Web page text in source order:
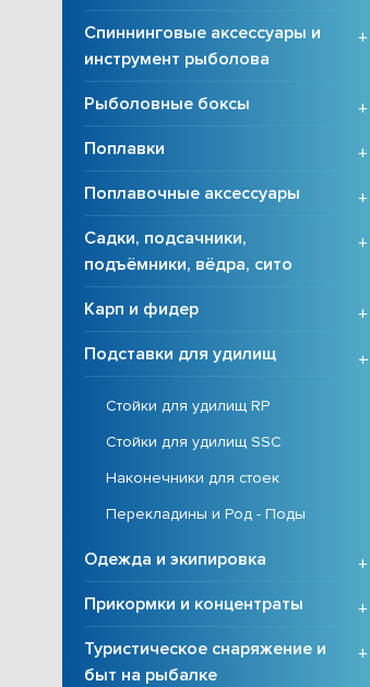
Спиннинговые аксессуары и
инструмент рыболова
+
Рыболовные боксы
+
Поплавки
+
Поплавочные аксессуары
+
Садки, подсачники,
подъёмники, вёдра, сито
+
Карп и фидер
+
Подставки для удилищ
+
Стойки для удилищ RP
Стойки для удилищ SSC
Наконечники для стоек
Перекладины и Род - Поды
Одежда и экипировка
+
Прикормки и концентраты
+
Туристическое снаряжение и
быт на рыбалке
+